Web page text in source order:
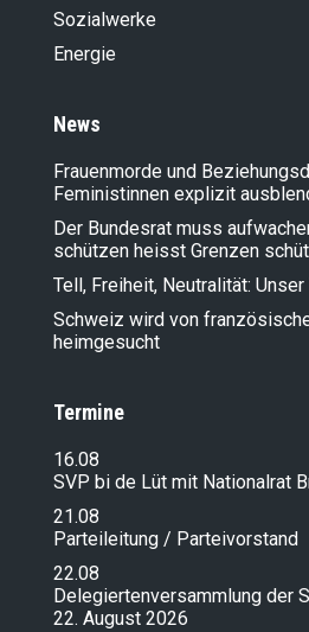
Sozialwerke
Energie
News
Frauenmorde und
Feministinnen explizit
Der Bundesrat muss
schützen heisst Grenzen
Tell, Freiheit, Neutralität:
Schweiz wird von
heimgesucht
Termine
16.08
SVP bi de Lüt mit Nationalrat
21.08
Parteileitung / Parteivorstand
22.08
Delegiertenversammlung der
22. August 2026